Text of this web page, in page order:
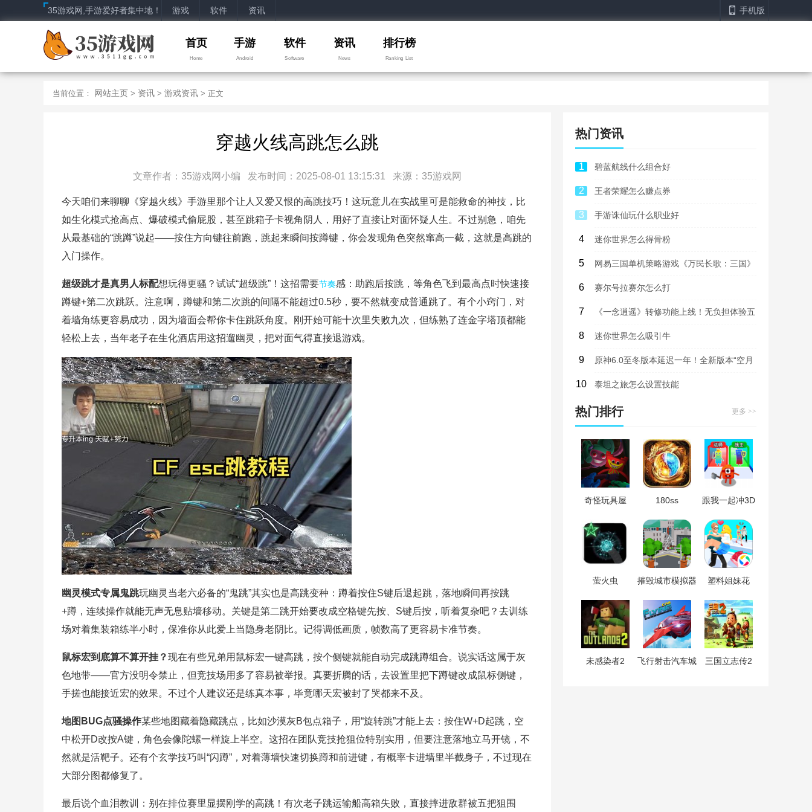
35游戏网,手游爱好者集中地！ 游戏 软件 资讯 手机版
首页
Home
手游
Android
软件
Software
资讯
News
排行榜
Ranking List
当前位置： 网站主页 > 资讯 > 游戏资讯 > 正文
穿越火线高跳怎么跳
文章作者：35游戏网小编 发布时间：2025-08-01 13:15:31 来源：35游戏网
今天咱们来聊聊《穿越火线》手游里那个让人又爱又恨的高跳技巧！这玩意儿在实战里可是能救命的神技，比
如生化模式抢高点、爆破模式偷屁股，甚至跳箱子卡视角阴人，用好了直接让对面怀疑人生。不过别急，咱先
从最基础的“跳蹲”说起——按住方向键往前跑，跳起来瞬间按蹲键，你会发现角色突然窜高一截，这就是高跳的
入门操作。
超级跳才是真男人标配想玩得更骚？试试“超级跳”！这招需要节奏感：助跑后按跳，等角色飞到最高点时快速接
蹲键+第二次跳跃。注意啊，蹲键和第二次跳的间隔不能超过0.5秒，要不然就变成普通跳了。有个小窍门，对
着墙角练更容易成功，因为墙面会帮你卡住跳跃角度。刚开始可能十次里失败九次，但练熟了连金字塔顶都能
轻松上去，当年老子在生化酒店用这招遛幽灵，把对面气得直接退游戏。
幽灵模式专属鬼跳玩幽灵当老六必备的“鬼跳”其实也是高跳变种：蹲着按住S键后退起跳，落地瞬间再按跳
+蹲，连续操作就能无声无息贴墙移动。关键是第二跳开始要改成空格键先按、S键后按，听着复杂吧？去训练
场对着集装箱练半小时，保准你从此爱上当隐身老阴比。记得调低画质，帧数高了更容易卡准节奏。
鼠标宏到底算不算开挂？现在有些兄弟用鼠标宏一键高跳，按个侧键就能自动完成跳蹲组合。说实话这属于灰
色地带——官方没明令禁止，但竞技场用多了容易被举报。真要折腾的话，去设置里把下蹲键改成鼠标侧键，
手搓也能接近宏的效果。不过个人建议还是练真本事，毕竟哪天宏被封了哭都来不及。
地图BUG点骚操作某些地图藏着隐藏跳点，比如沙漠灰B包点箱子，用“旋转跳”才能上去：按住W+D起跳，空
中松开D改按A键，角色会像陀螺一样旋上半空。这招在团队竞技抢狙位特别实用，但要注意落地立马开镜，不
然就是活靶子。还有个玄学技巧叫“闪蹲”，对着薄墙快速切换蹲和前进键，有概率卡进墙里半截身子，不过现在
大部分图都修复了。
最后说个血泪教训：别在排位赛里显摆刚学的高跳！有次老子跳运输船高箱失败，直接摔进敌群被五把狙围
热门资讯
1 碧蓝航线什么组合好
2 王者荣耀怎么赚点券
3 手游诛仙玩什么职业好
4 迷你世界怎么得骨粉
5 网易三国单机策略游戏《万民长歌：三国》
即将上线试玩版
6 赛尔号拉赛尔怎么打
7 《一念逍遥》转修功能上线！无负担体验五
大修炼方向，自由修仙！
8 迷你世界怎么吸引牛
9 原神6.0至冬版本延迟一年！全新版本“空月
之歌”9月10日上线，部分内容曝光
10 泰坦之旅怎么设置技能
热门排行 更多 >>
奇怪玩具屋 180ss 跟我一起冲3D
萤火虫 摧毁城市模拟器 塑料姐妹花
未感染者2 飞行射击汽车城 三国立志传2